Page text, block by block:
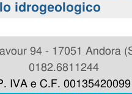
idrogeologico
94 - 17051 Andora
0182.6811244
IVA e C.F. 00135420099